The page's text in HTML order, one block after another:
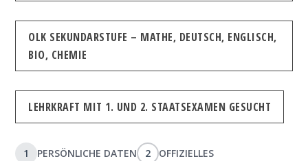
OLK SEKUNDARSTUFE – MATHE, DEUTSCH, ENGLISCH,
BIO, CHEMIE
LEHRKRAFT MIT 1. UND 2. STAATSEXAMEN GESUCHT
1 PERSÖNLICHE DATEN 2
OFFIZIELLES